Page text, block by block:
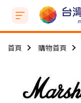
首頁 購物首頁